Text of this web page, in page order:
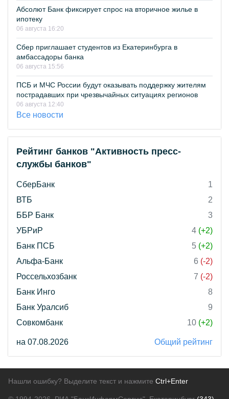
Абсолют Банк фиксирует спрос на вторичное жилье в
ипотеку
06 августа 16:20
Сбер приглашает студентов из Екатеринбурга в
амбассадоры банка
06 августа 15:56
ПСБ и МЧС России будут оказывать поддержку жителям
пострадавших при чрезвычайных ситуациях регионов
06 августа 12:40
Все новости
Рейтинг банков "Активность пресс-
службы банков"
СберБанк
1
ВТБ
2
ББР Банк
3
УБРиР
4 (+2)
Банк ПСБ
5 (+2)
Альфа-Банк
6 (-2)
Россельхозбанк
7 (-2)
Банк Инго
8
Банк Уралсиб
9
Совкомбанк
10 (+2)
на 07.08.2026 Общий рейтинг
Нашли ошибку? Выделите текст и нажмите Ctrl+Enter